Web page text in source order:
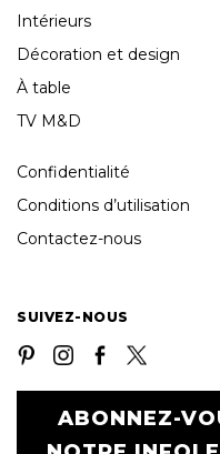
Intérieurs
Décoration et design
À table
TV M&D
Confidentialité
Conditions d’utilisation
Contactez-nous
SUIVEZ-NOUS
ABONNEZ-